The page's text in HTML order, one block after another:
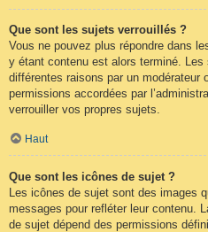
Que sont les sujets verrouillés ?
Vous ne pouvez plus répondre dans
y étant contenu est alors terminé.
différentes raisons par un modérateur
permissions accordées par
verrouiller vos propres sujets.
Haut
Que sont les icônes de sujet ?
Les icônes de sujet sont des images
messages pour refléter leur contenu.
de sujet dépend des permissions